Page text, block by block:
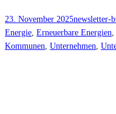
23. November 2025newsletter-
Energie Erneuerbare Energien
Kommunen Unternehmen